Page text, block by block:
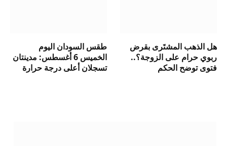
هل الذهب المشتَرى بقرض
ربوي حرام على الزوجة؟..
فتوى توضح الحكم
طقس السودان اليوم
الخميس 6 أغسطس: مدينتان
تسجلان أعلى درجة حرارة